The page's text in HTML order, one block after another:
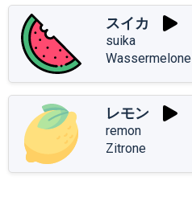
スイカ
suika
Wassermelone
レモン
remon
Zitrone